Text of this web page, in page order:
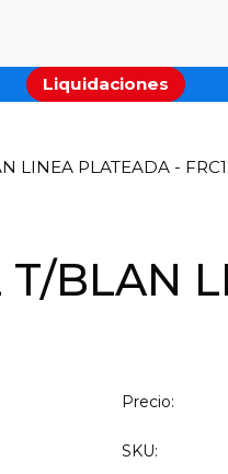
Liquidaciones
LINEA PLATEADA -
BLAN
Precio:
SKU: